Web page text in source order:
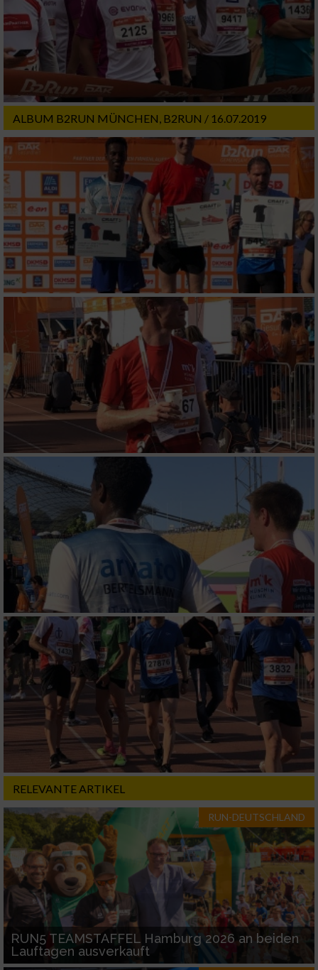
ALBUM B2RUN MÜNCHEN, B2RUN / 16.07.2019
RELEVANTE ARTIKEL
RUN-DEUTSCHLAND
RUN5 TEAMSTAFFEL Hamburg 2026 an beiden
Lauftagen ausverkauft